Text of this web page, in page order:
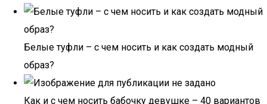
Белые туфли – с чем носить и как создать модный
образ?
Как и с чем носить бабочку девушке – 40 вариантов